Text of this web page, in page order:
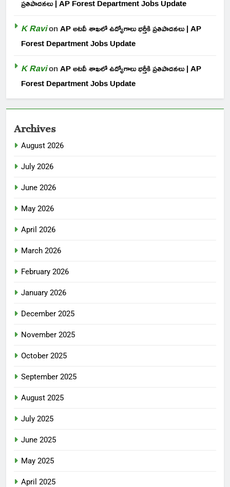
ప్రతిపాదనలు | AP Forest Department Jobs Update
K RavionAP అటవీ శాఖలో ఉద్యోగాలు భర్తీకి ప్రతిపాదనలు | AP
Forest Department Jobs Update
K RavionAP అటవీ శాఖలో ఉద్యోగాలు భర్తీకి ప్రతిపాదనలు | AP
Forest Department Jobs Update
Archives
August 2026
July 2026
June 2026
May 2026
April 2026
March 2026
February 2026
January 2026
December 2025
November 2025
October 2025
September 2025
August 2025
July 2025
June 2025
May 2025
April 2025